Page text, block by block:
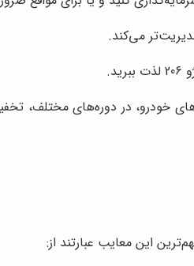
می‌کند.
خودرو، در دوره‌های مختلف،